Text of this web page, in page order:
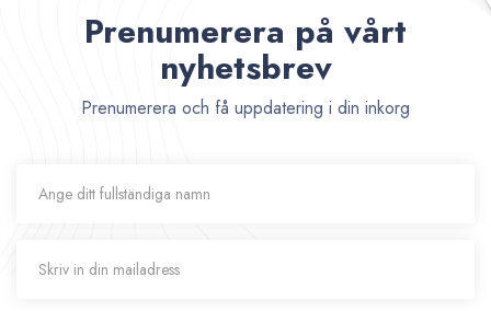
Prenumerera på vårt
nyhetsbrev
Prenumerera och få uppdatering i din inkorg